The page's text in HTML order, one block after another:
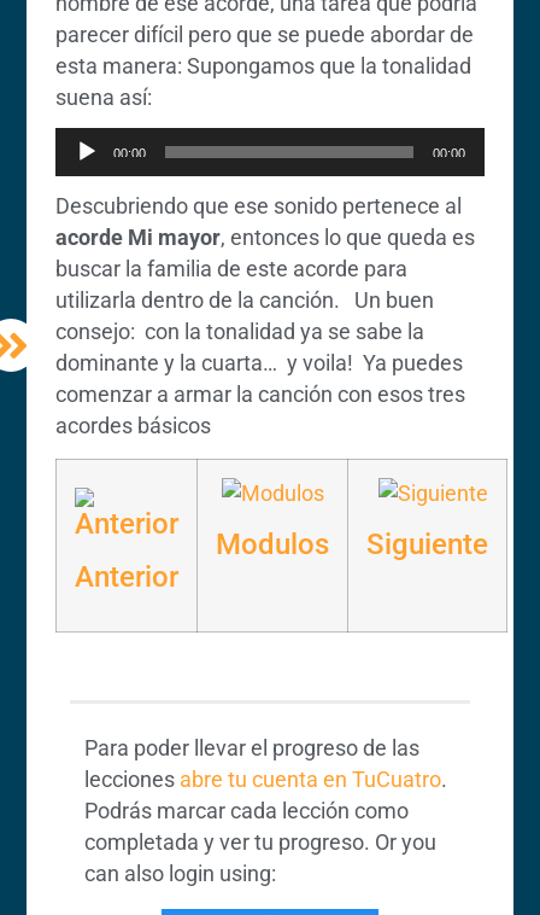
parecer difícil pero que se puede abordar de
esta manera: Supongamos que la tonalidad
suena así:
de
audio
00:00 00:00
Descubriendo que ese sonido pertenece al
acorde Mi mayor, entonces lo que queda es
buscar la familia de este acorde para
utilizarla dentro de la canción. Un buen
consejo: con la tonalidad ya se sabe la
dominante y la cuarta… y voila! Ya puedes
comenzar a armar la canción con esos tres
acordes básicos
Anterior
Modulos Siguiente
Para poder llevar el progreso de las
lecciones abre tu cuenta en TuCuatro.
Podrás marcar cada lección como
completada y ver tu progreso. Or you
can also login using: